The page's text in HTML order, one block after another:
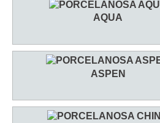
AQUA
ASPEN